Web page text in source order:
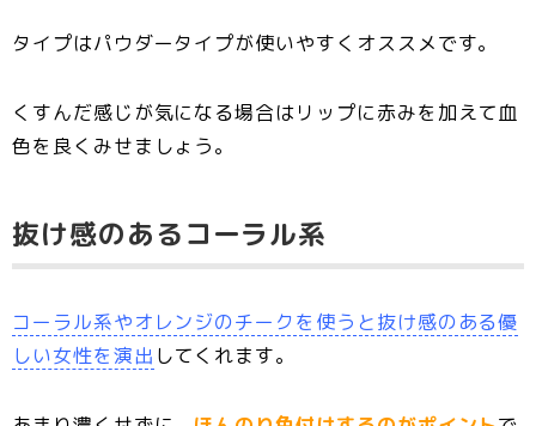
タイプはパウダータイプが使いやすくオススメです。
くすんだ感じが気になる場合はリップに赤みを加えて血
色を良くみせましょう。
抜け感のあるコーラル系
コーラル系やオレンジのチークを使うと抜け感のある優
しい女性を演出 してくれます。